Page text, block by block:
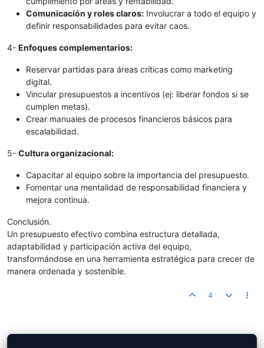
Comunicación y roles claros: Involucrar a todo el equipo y
definir responsabilidades para evitar caos.
4- Enfoques complementarios:
Reservar partidas para áreas críticas como marketing
digital.
Vincular presupuestos a incentivos (ej: liberar fondos si se
cumplen metas).
Crear manuales de procesos financieros básicos para
escalabilidad.
5- Cultura organizacional:
Capacitar al equipo sobre la importancia del presupuesto.
Fomentar una mentalidad de responsabilidad financiera y
mejora continua.
Conclusión.
Un presupuesto efectivo combina estructura detallada,
adaptabilidad y participación activa del equipo,
transformándose en una herramienta estratégica para crecer de
manera ordenada y sostenible.
4